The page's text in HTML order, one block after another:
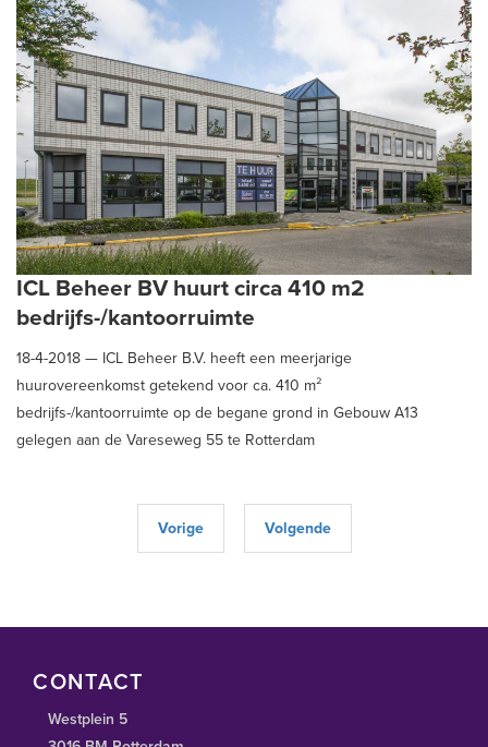
in deze geadviseerd en begeleid door Schaub & Partners
Bedrijfshuisvesting B.V.
ICL Beheer BV huurt circa 410 m2
bedrijfs-/kantoorruimte
18-4-2018 — ICL Beheer B.V. heeft een meerjarige
huurovereenkomst getekend voor ca. 410 m²
bedrijfs-/kantoorruimte op de begane grond in Gebouw A13
gelegen aan de Vareseweg 55 te Rotterdam
Vorige Volgende
CONTACT
Westplein 5